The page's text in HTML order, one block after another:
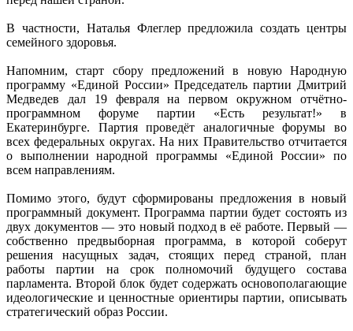
В частности, Наталья Флеглер предложила создать центры
семейного здоровья.
Напомним, старт сбору предложений в новую Народную
программу «Единой России» Председатель партии Дмитрий
Медведев дал 19 февраля на первом окружном отчётно-
программном форуме партии «Есть результат!» в
Екатеринбурге. Партия проведёт аналогичные форумы во
всех федеральных округах. На них Правительство отчитается
о выполнении народной программы «Единой России» по
всем направлениям.
Помимо этого, будут сформированы предложения в новый
программный документ. Программа партии будет состоять из
двух документов — это новый подход в её работе. Первый —
собственно предвыборная программа, в которой соберут
решения насущных задач, стоящих перед страной, план
работы партии на срок полномочий будущего состава
парламента. Второй блок будет содержать основополагающие
идеологические и ценностные ориентиры партии, описывать
стратегический образ России.